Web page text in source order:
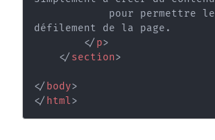
défilement de la page.
</ p>
</ section>
</ body>
</ html>